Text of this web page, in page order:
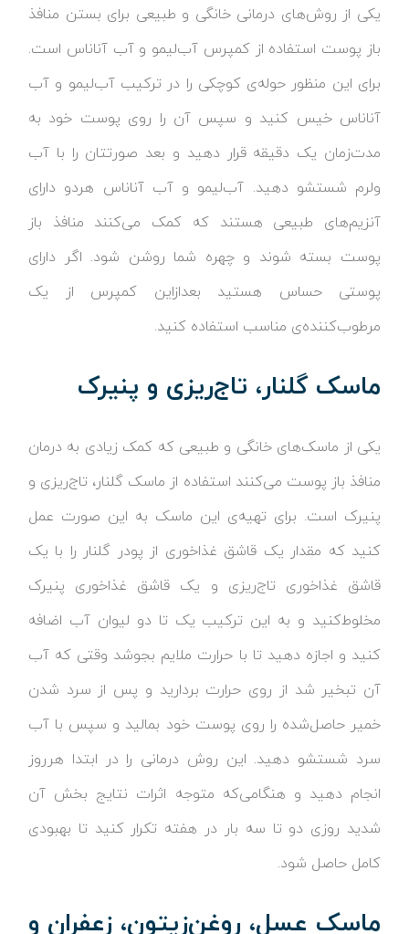
یکی از روش‌های درمانی خانگی و طبیعی برای بستن منافذ
باز پوست استفاده از کمپرس آب‌لیمو و آب آناناس است.
برای این منظور حوله‌ی کوچکی را در ترکیب آب‌لیمو و آب
آناناس خیس کنید و سپس آن را روی پوست خود به
مدت‌زمان یک دقیقه قرار دهید و بعد صورتتان را با آب
ولرم شستشو دهید. آب‌لیمو و آب آناناس هردو دارای
آنزیم‌های طبیعی هستند که کمک می‌کنند منافذ باز
پوست بسته شوند و چهره شما روشن شود. اگر دارای
پوستی حساس هستید بعدازاین کمپرس از یک
مرطوب‌کننده‌ی مناسب استفاده کنید.
ماسک گلنار، تاج‌ریزی و پنیرک
یکی از ماسک‌های خانگی و طبیعی که کمک زیادی به درمان
منافذ باز پوست می‌کنند استفاده از ماسک گلنار، تاج‌ریزی و
پنیرک است. برای تهیه‌ی این ماسک به این صورت عمل
کنید که مقدار یک قاشق غذاخوری از پودر گلنار را با یک
قاشق غذاخوری تاج‌ریزی و یک قاشق غذاخوری پنیرک
مخلوط‌کنید و به این ترکیب یک تا دو لیوان آب اضافه
کنید و اجازه دهید تا با حرارت ملایم بجوشد وقتی که آب
آن تبخیر شد از روی حرارت بردارید و پس از سرد شدن
خمیر حاصل‌شده را روی پوست خود بمالید و سپس با آب
سرد شستشو دهید. این روش درمانی را در ابتدا هرروز
انجام دهید و هنگامی‌که متوجه اثرات نتایج بخش آن
شدید روزی دو تا سه بار در هفته تکرار کنید تا بهبودی
کامل حاصل شود.
ماسک عسل، روغن‌زیتون، زعفران و